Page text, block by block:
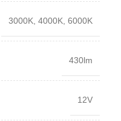
3000K 4000K 6000K
430lm
12V